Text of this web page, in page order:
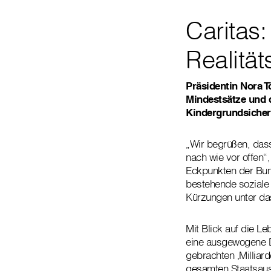
Präsidentin Nora
Mindestsätze und
„Wir begrüßen,
nach wie vor
Eckpunkten der
bestehende
Kürzungen unter
Mit Blick auf die
eine ausgewogene
gebrachten
gesamten